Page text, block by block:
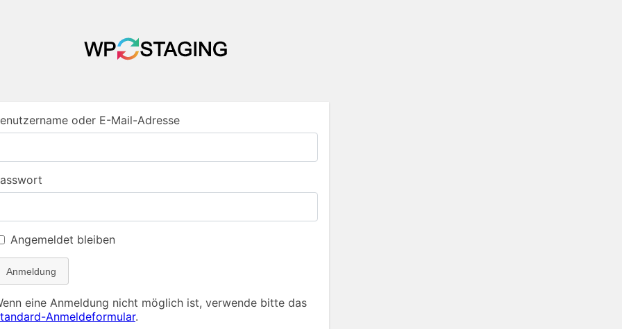
oder E-Mail-Adresse
Angemeldet bleiben
Anmeldung
eine Anmeldung nicht möglich ist, verwende bitte das
Anmeldeformular.